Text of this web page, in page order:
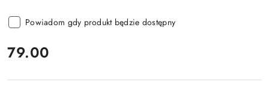
Powiadom gdy produkt będzie dostępny
cena:
79.00